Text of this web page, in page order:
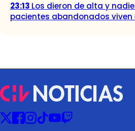
23:13 Los dieron de alta y
pacientes abandonados viven